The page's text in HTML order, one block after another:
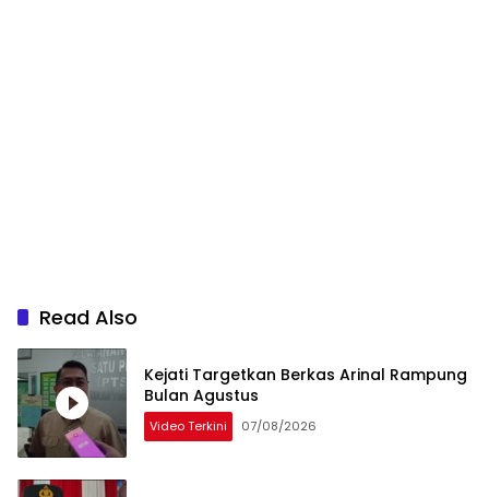
Read Also
Kejati Targetkan Berkas Arinal Rampung
Bulan Agustus
Video Terkini 07/08/2026